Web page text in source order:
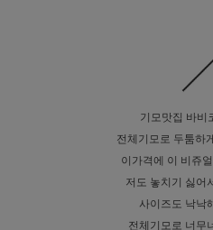
기모맛집 바비
전체기모로 두툼하
이가격에 이 비쥬
저도 놓치기 싫어
사이즈도 낙낙
전체기모로 너무